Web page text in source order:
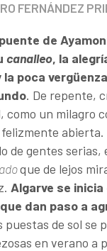
FERNÁNDEZ
de
canalleo, la
poca
. De repente,
como un milagro
abierta.
de gentes serias,
que de lejos
Algarve se
dan paso a
puestas de sol se
en verano a